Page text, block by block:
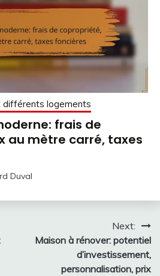
différents logements
frais de
au mètre carré, taxes
Duval
Next:
Maison à rénover: potentiel
d’investissement,
personnalisation, prix